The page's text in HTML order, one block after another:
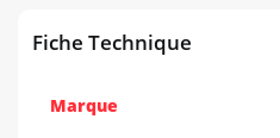
Fiche Technique
Marque